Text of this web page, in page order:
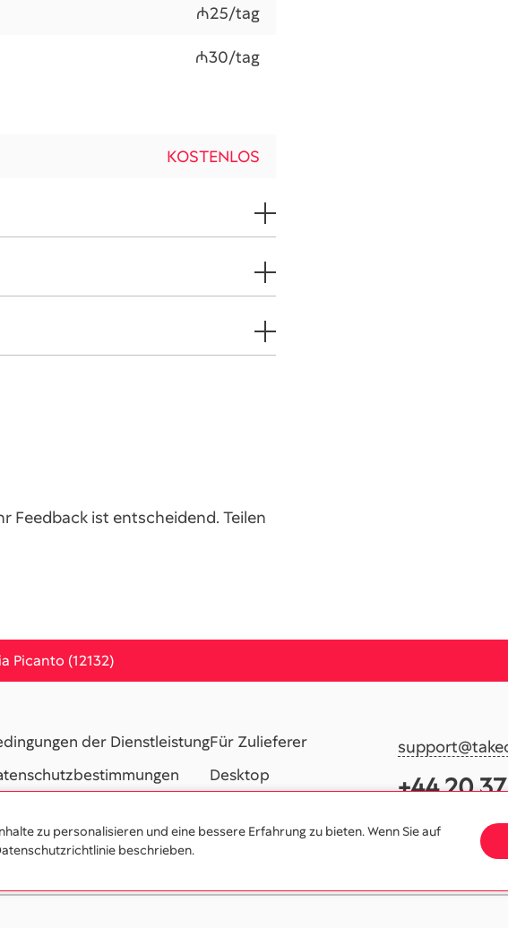
₼25/tag
₼30/tag
KOSTENLOS
Feedback ist entscheidend. Teilen
Picanto (12132)
der DienstleistungFür Zulieferer
Desktop
+44 20
zu personalisieren und eine bessere Erfahrung zu bieten. Wenn Sie auf
beschrieben.